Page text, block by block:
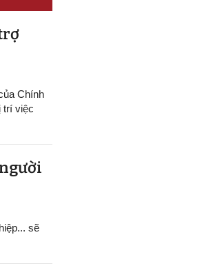
Chính
trí việc
sẽ